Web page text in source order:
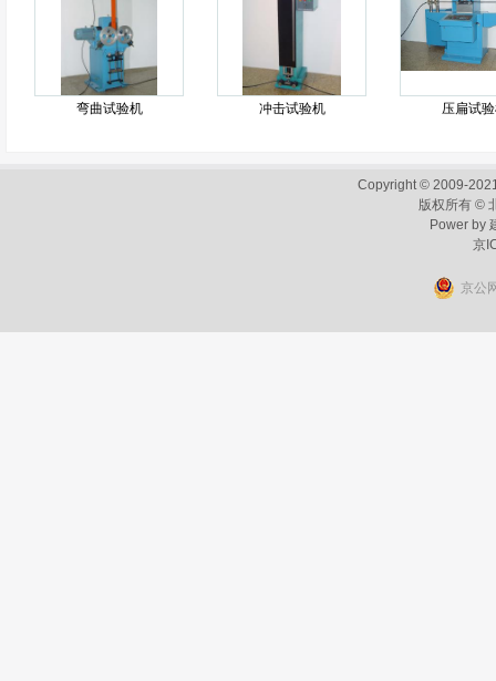
弯曲试验机 冲击试验机 压扁试
Copyright © 2009-
版权所有 ©
Power by
京
京公